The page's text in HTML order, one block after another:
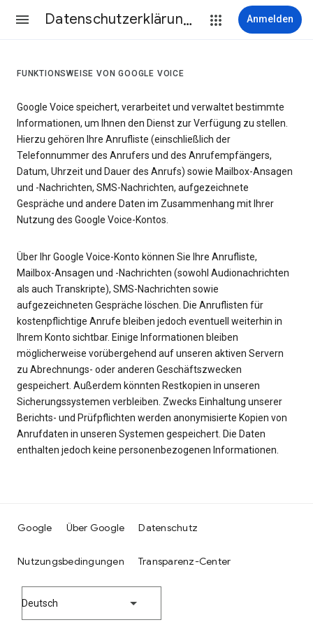
Datenschutzerklärung & Nutzungsbedingungen Anmelden
FUNKTIONSWEISE VON GOOGLE VOICE
Google Voice speichert, verarbeitet und verwaltet bestimmte
Informationen, um Ihnen den Dienst zur Verfügung zu stellen.
Hierzu gehören Ihre Anrufliste (einschließlich der
Telefonnummer des Anrufers und des Anrufempfängers,
Datum, Uhrzeit und Dauer des Anrufs) sowie Mailbox-Ansagen
und -Nachrichten, SMS-Nachrichten, aufgezeichnete
Gespräche und andere Daten im Zusammenhang mit Ihrer
Nutzung des Google Voice-Kontos.
Über Ihr Google Voice-Konto können Sie Ihre Anrufliste,
Mailbox-Ansagen und -Nachrichten (sowohl Audionachrichten
als auch Transkripte), SMS-Nachrichten sowie
aufgezeichneten Gespräche löschen. Die Anruflisten für
kostenpflichtige Anrufe bleiben jedoch eventuell weiterhin in
Ihrem Konto sichtbar. Einige Informationen bleiben
möglicherweise vorübergehend auf unseren aktiven Servern
zu Abrechnungs- oder anderen Geschäftszwecken
gespeichert. Außerdem könnten Restkopien in unseren
Sicherungssystemen verbleiben. Zwecks Einhaltung unserer
Berichts- und Prüfpflichten werden anonymisierte Kopien von
Anrufdaten in unseren Systemen gespeichert. Die Daten
enthalten jedoch keine personenbezogenen Informationen.
Google Über Google Datenschutz
Nutzungsbedingungen Transparenz-Center
Deutsch